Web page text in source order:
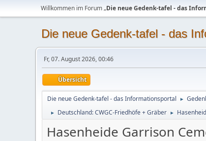
Willkommen im Forum „Die neue Gedenk-tafel - das
Die neue Gedenk-tafel - das
Fr, 07. August 2026, 00:46
Übersicht
Die neue Gedenk-tafel - das Informationsportal ►
► Deutschland: CWGC-Friedhöfe + Gräber ►
Hasenheide Garrison